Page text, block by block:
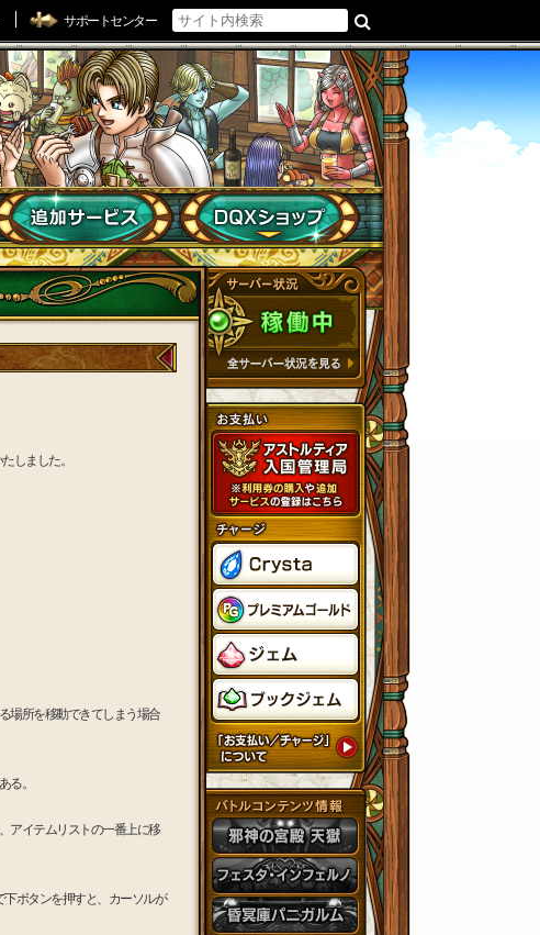
サポートセンター
しました。
場所を移動できてしまう場合
る。
アイテムリストの一番上に移
ボタンを押すと、カーソルが